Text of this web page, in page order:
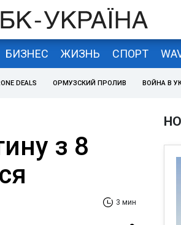
БИЗНЕС ЖИЗНЬ СПОРТ
DEALS ОРМУЗСКИЙ ПРОЛИВ ВОЙНА В
з 8
3 мин